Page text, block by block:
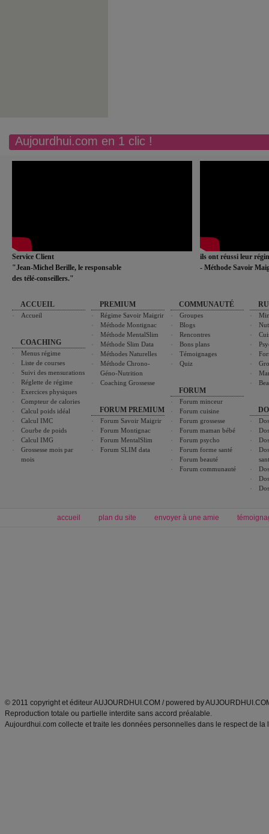
Aujourdhui.com en 1 clic !
Service Client
"Jean-Michel Berille, le responsable
des télé-conseillers."
ils ont réussi leur
- Méthode Savoir
ACCUEIL
Accueil
COACHING
Menus régime
Liste de courses
Suivi des mensurations
Réglette de régime
Exercices physiques
Compteur de calories
Calcul poids idéal
Calcul IMC
Courbe de poids
Calcul IMG
Grossesse mois par
mois
PREMIUM
Régime Savoir Maigrir
Méthode Montignac
Méthode MentalSlim
Méthode Slim Data
Méthodes Naturelles
Méthode Chrono-
Géno-Nutrition
Coaching Grossesse
FORUM PREMIUM
Forum Savoir Maigrir
Forum Montignac
Forum MentalSlim
Forum SLIM data
COMMUNAUTÉ
Groupes
Blogs
Rencontres
Bons plans
Témoignages
Quiz
FORUM
Forum minceur
Forum cuisine
Forum grossesse
Forum maman bébé
Forum psycho
Forum forme santé
Forum beauté
Forum communauté
accueil plan du site envoyer à une amie
© 2011 copyright et éditeur AUJOURDHUI.COM / powered by
Reproduction totale ou partielle interdite sans accord préalable.
Aujourdhui.com collecte et traite les données personnelles dans le respect de